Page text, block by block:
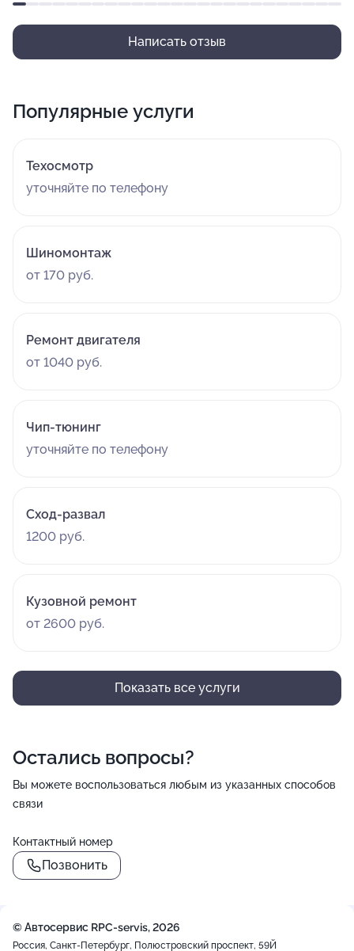
своей работе) думаем обращатся к ним,,,спасибо
Написать отзыв
Популярные услуги
Техосмотр
уточняйте по телефону
Шиномонтаж
от 170 руб.
Ремонт двигателя
от 1040 руб.
Чип-тюнинг
уточняйте по телефону
Сход-развал
1200 руб.
Кузовной ремонт
от 2600 руб.
Показать все услуги
Остались вопросы?
Вы можете воспользоваться любым из указанных способов
связи
Контактный номер
Позвонить
© Автосервис RPC-servis, 2026
Россия, Санкт-Петербург, Полюстровский проспект, 59Й